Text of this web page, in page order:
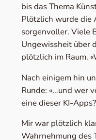
bis das Thema
Plötzlich wurde die
sorgenvoller. Viele
Ungewissheit über
plötzlich im Raum.
Nach einigem hin
Runde: «…und wer
eine dieser KI-
Mir war plötzlich
Wahrnehmung des